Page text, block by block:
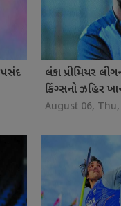
પસંદ
લંકા પ્રીમિયર
કિંગ્સનો ઝહિર
August 06, Thu,